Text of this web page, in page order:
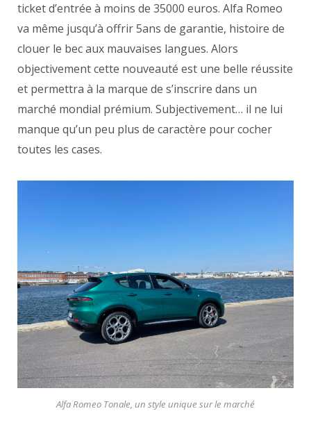
ticket d’entrée à moins de 35000 euros. Alfa Romeo
va même jusqu’à offrir 5ans de garantie, histoire de
clouer le bec aux mauvaises langues. Alors
objectivement cette nouveauté est une belle réussite
et permettra à la marque de s’inscrire dans un
marché mondial prémium. Subjectivement… il ne lui
manque qu’un peu plus de caractère pour cocher
toutes les cases.
Alfa Romeo Tonale, un style unique sur le marché